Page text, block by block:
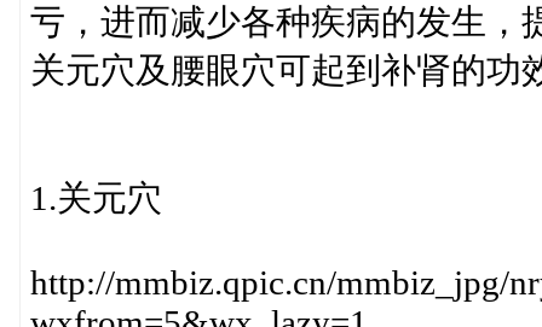
亏，进而减少各种疾病的发生，
关元穴及腰眼穴可起到补肾的功
1.关元穴
http://mmbiz.qpic.cn/mmbiz_jpg/